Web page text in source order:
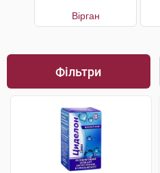
Вірган
Фільтри